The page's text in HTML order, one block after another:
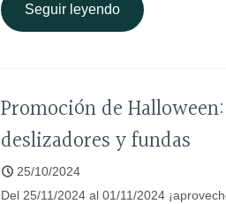
Seguir leyendo
Promoción de
deslizadores y fundas
25/10/2024
Del 25/11/2024 al 01/11/2024